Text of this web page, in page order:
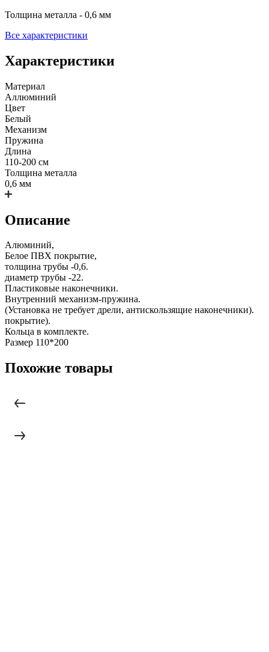
Толщина металла - 0,6 мм
Все характеристики
Характеристики
Материал
Аллюминий
Цвет
Белый
Механизм
Пружина
Длина
110-200 см
Толщина металла
0,6 мм
Описание
Алюминий,
Белое ПВХ покрытие,
толщина трубы -0,6.
диаметр трубы -22.
Пластиковые наконечники.
Внутренний механизм-пружина.
(Установка не требует дрели, антискользящие наконечники).
покрытие).
Кольца в комплекте.
Размер 110*200
Похожие товары